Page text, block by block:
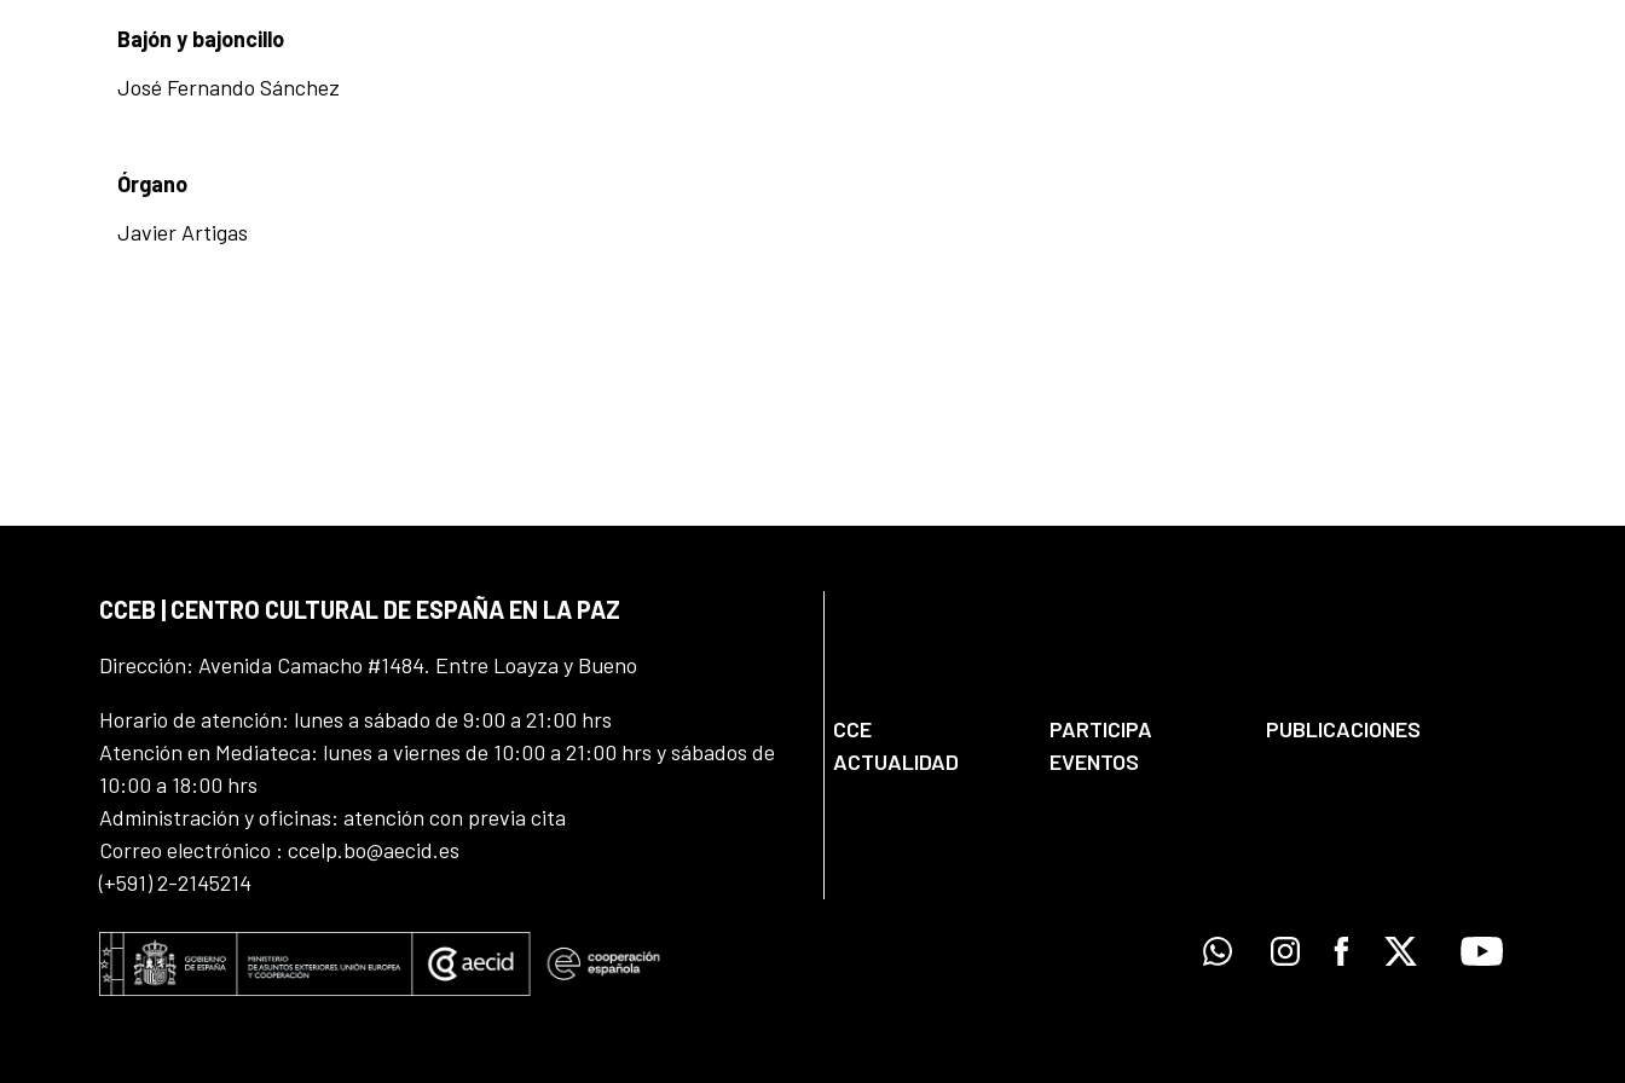
Bajón y bajoncillo
José Fernando Sánchez
Órgano
Javier Artigas
CCEB | CENTRO CULTURAL DE ESPAÑA EN LA PAZ
Dirección: Avenida Camacho #1484. Entre Loayza y Bueno
Horario de atención: lunes a sábado de 9:00 a 21:00 hrs
Atención en Mediateca: lunes a viernes de 10:00 a 21:00 hrs y sábados de
10:00 a 18:00 hrs
Administración y oficinas: atención con previa cita
Correo electrónico : ccelp.bo@aecid.es
(+591) 2-2145214
CCE PARTICIPA
PUBLICACIONES
ACTUALIDAD
EVENTOS
WhatsappInstagramFacebook
X Youtube